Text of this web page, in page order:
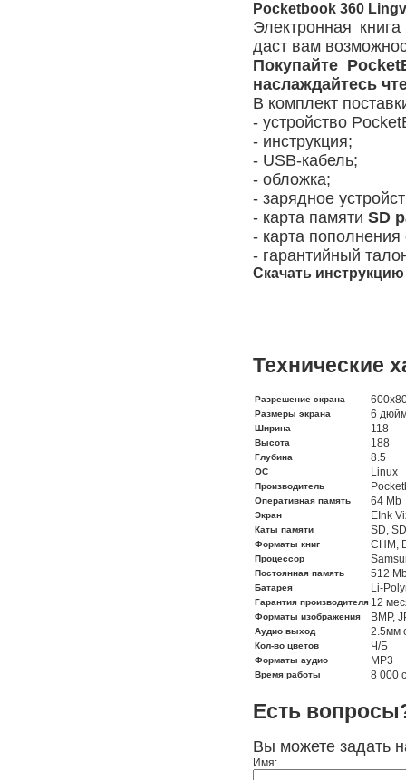
Pocketbook 360
Электронная
даст вам
Покупайте
наслаждайтесь
В комплект
- устройство
- инструкция;
- USB-кабель;
- обложка;
- зарядное
- карта памяти SD
- карта пополнения
- гарантийный
Скачать
Технические
Разрешение экрана
Размеры экрана 6
Ширина 118
Высота 188
Глубина 8.5
ОС Linux
Производитель
Оперативная память 64 Mb
Экран EInk
Каты памяти SD,
Форматы книг CHM,
Процессор
Постоянная память 512
Батарея Li-
Гарантия производителя 12
Форматы изображения BMP,
Аудио выход 2.5мм
Кол-во цветов Ч/Б
Форматы аудио MP3
Время работы 8 000
Есть
Вы можете задать
Имя: